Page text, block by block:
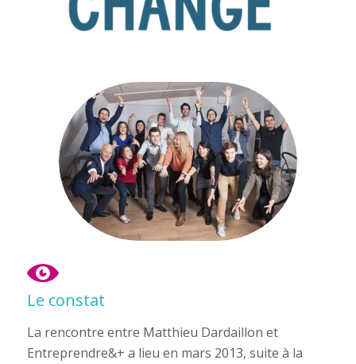
Le constat
La rencontre entre Matthieu Dardaillon et
Entreprendre&+ a lieu en mars 2013, suite à la